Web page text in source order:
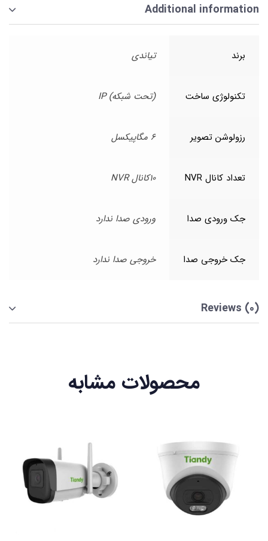
Additional information
برند تیاندی
تکنولوژی ساخت (تحت شبکه) IP
رزولوشن تصویر 6 مگاپیکسل
تعداد کانال NVR 10کانال NVR
جک ورودی صدا ورودی صدا ندارد
جک خروجی صدا خروجی صدا ندارد
Reviews (0)
محصولات مشابه